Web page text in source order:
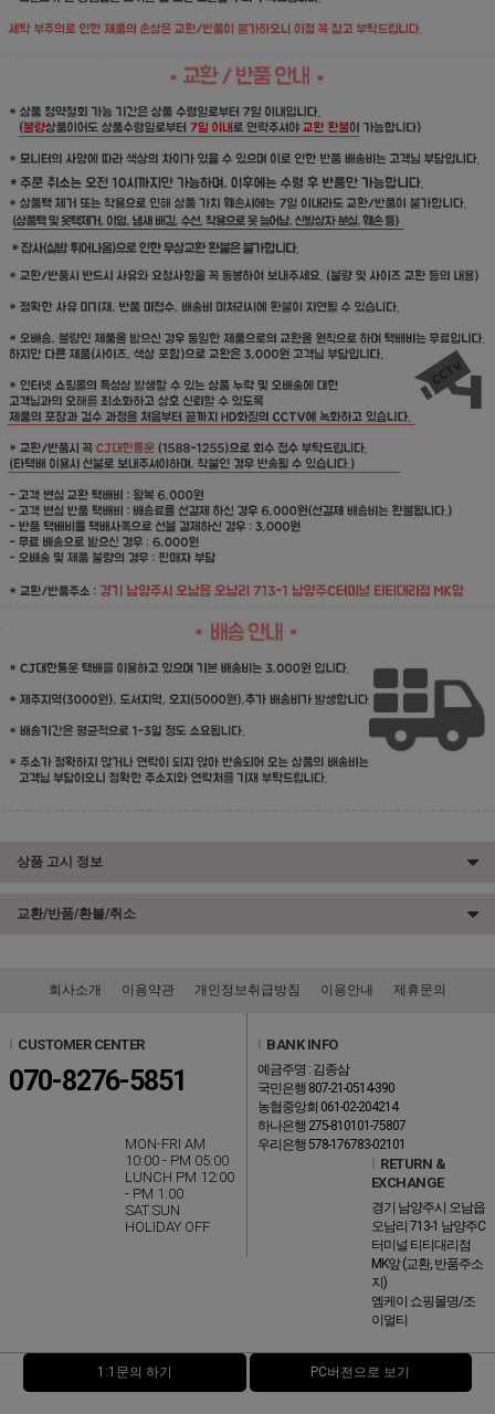
상품 고시 정보
교환/반품/환불/취소
회사소개 이용약관 개인정보취급방침 이용안내 제휴문의
CUSTOMER CENTER
070-8276-5851
MON-FRI AM
10:00 - PM 05:00
LUNCH PM 12:00
- PM 1:00
SAT.SUN
HOLIDAY OFF
BANK INFO
예금주명 : 김종삼
국민은행 807-21-0514-390
농협중앙회 061-02-204214
하나은행 275-810101-75807
우리은행 578-176783-02101
RETURN &
EXCHANGE
경기 남양주시 오남읍
오남리 713-1 남양주C
터미널 티티대리점
MK앞 (교환, 반품주소
지)
엠케이 쇼핑몰명/조
이멀티
1:1문의 하기 PC버전으로 보기